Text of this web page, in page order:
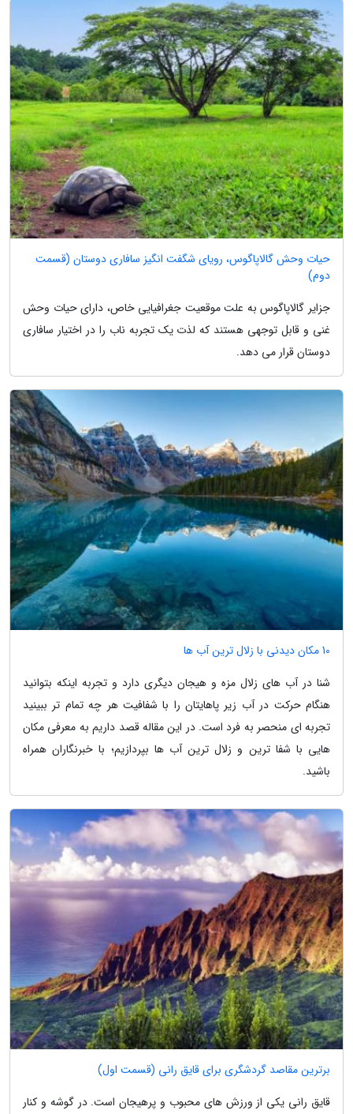
حیات وحش گالاپاگوس، رویای شگفت انگیز سافاری دوستان (قسمت
دوم)
جزایر گالاپاگوس به علت موقعیت جغرافیایی خاص، دارای حیات وحش
غنی و قابل توجهی هستند که لذت یک تجربه ناب را در اختیار سافاری
دوستان قرار می دهد.
10 مکان دیدنی با زلال ترین آب ها
شنا در آب های زلال مزه و هیجان دیگری دارد و تجربه اینکه بتوانید
هنگام حرکت در آب زیر پاهایتان را با شفافیت هر چه تمام تر ببینید
تجربه ای منحصر به فرد است. در این مقاله قصد داریم به معرفی مکان
هایی با شفا ترین و زلال ترین آب ها بپردازیم؛ با خبرنگاران همراه
باشید.
برترین مقاصد گردشگری برای قایق رانی (قسمت اول)
قایق رانی یکی از ورزش های محبوب و پرهیجان است. در گوشه و کنار